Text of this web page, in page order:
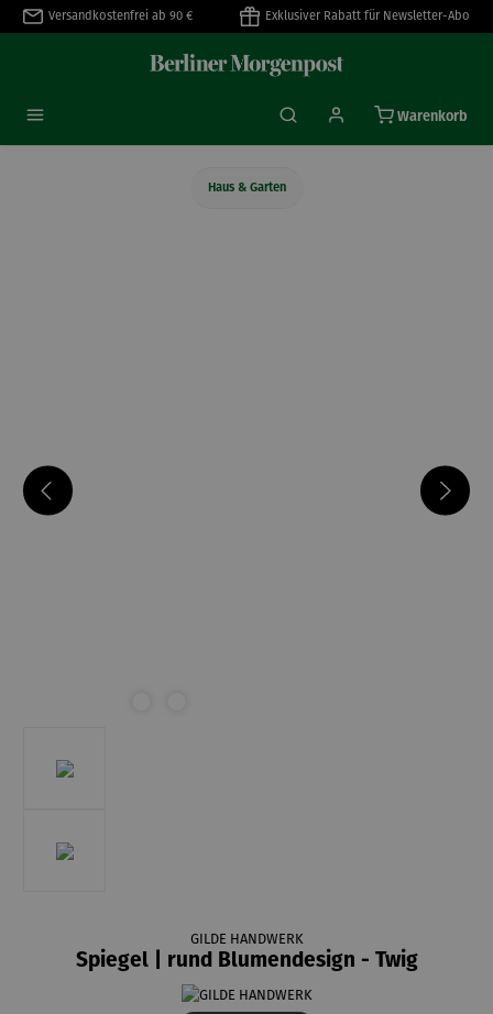
springen
Versandkostenfrei ab 90 € Exklusiver Rabatt für Newsletter-Abo
Warenkorb
Haus & Garten
GILDE HANDWERK
Spiegel | rund Blumendesign - Twig